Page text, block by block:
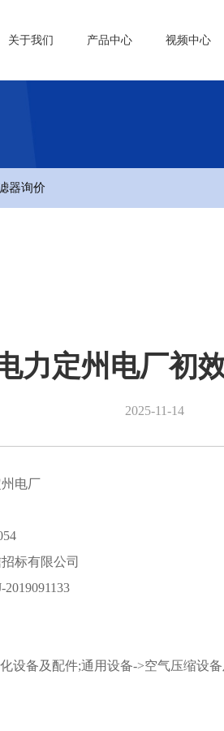
关于我们 产品中心 视频中心
器询价
力定州电厂初
2025-11-14
电厂
标有限公司
设备及配件;通用设备->空气压缩设